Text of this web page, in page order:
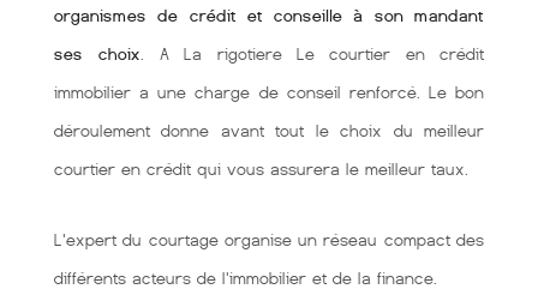
organismes de crédit et conseille à son mandant
ses choix . A La rigotiere Le courtier en crédit
immobilier a une charge de conseil renforcé. Le bon
déroulement donne avant tout le choix du meilleur
courtier en crédit qui vous assurera le meilleur taux.
L'expert du courtage organise un réseau compact des
différents acteurs de l'immobilier et de la finance.